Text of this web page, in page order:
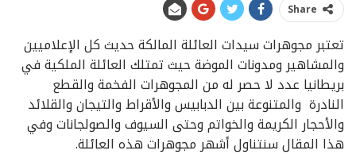
Share
تعتبر مجوهرات سيدات العائلة المالكة حديث كل الإعلاميين
والمشاهير ومدونات الموضة حيث تمتلك العائلة الملكية في
بريطانيا عدد لا حصر له من المجوهرات الفخمة والقطع
النادرة والمتنوعة بين الدبابيس والأقراط والتيجان والقلائد
والأحجار الكريمة والخواتم وحتى السيوف والصولجانات وفي
هذا المقال سنتناول أشهر مجوهرات هذه العائلة.